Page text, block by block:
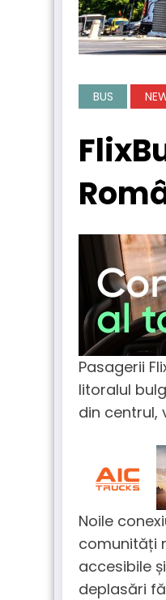
BUS
Pasagerii
litoralul
din centrul,
Noile
comunități
accesibile
deplasări